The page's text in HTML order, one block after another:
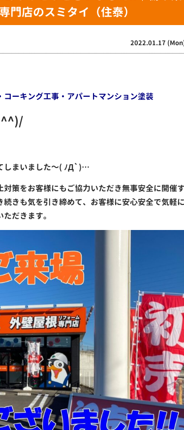
店のスミタイ（住泰）
2022.01.17
ーキング工事・アパートマンション塗装
しまいました～( ﾉД`)…
策をお客様にもご協力いただき無事安全に開催
きも気を引き締めて、お客様に安心安全で気軽
だきます。